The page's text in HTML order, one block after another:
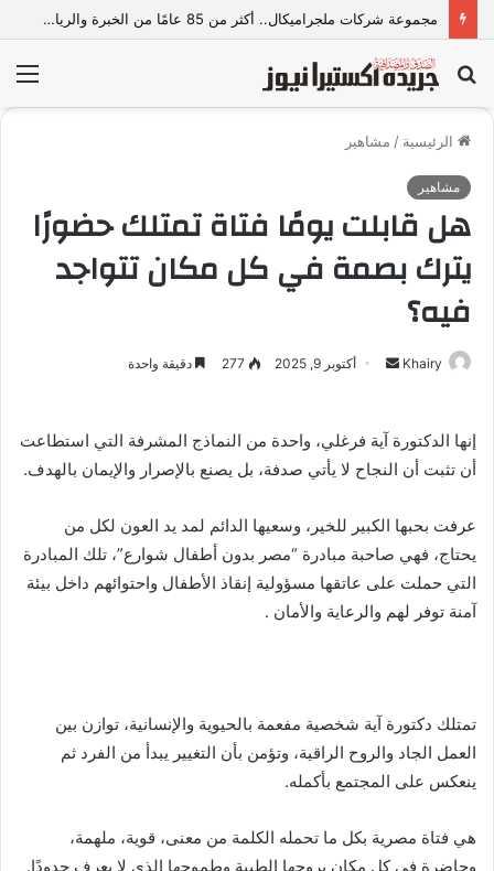
مجموعة شركات ملجراميكال.. أكثر من 85 عامًا من الخبرة والريادة في صناعة وتجارة الموازين
بحث
عن
الرئيسية / مشاهير
مشاهير
هل قابلت يومًا فتاة تمتلك حضورًا
يترك بصمة في كل مكان تتواجد
فيه؟
Khairy
ل
ب
ي
ا
و
ن
ي
أكتوبر 9, 2025 277 دقيقة واحدة
إنها الدكتورة آية فرغلي، واحدة من النماذج المشرفة التي استطاعت
أن تثبت أن النجاح لا يأتي صدفة، بل يصنع بالإصرار والإيمان بالهدف.
عرفت بحبها الكبير للخير، وسعيها الدائم لمد يد العون لكل من
يحتاج، فهي صاحبة مبادرة “مصر بدون أطفال شوارع”، تلك المبادرة
التي حملت على عاتقها مسؤولية إنقاذ الأطفال واحتوائهم داخل بيئة
آمنة توفر لهم والرعاية والأمان .
تمتلك دكتورة آية شخصية مفعمة بالحيوية والإنسانية، توازن بين
العمل الجاد والروح الراقية، وتؤمن بأن التغيير يبدأ من الفرد ثم
ينعكس على المجتمع بأكمله.
هي فتاة مصرية بكل ما تحمله الكلمة من معنى، قوية، ملهمة،
وحاضرة في كل مكان بروحها الطيبة وطموحها الذي لا يعرف حدودًا.